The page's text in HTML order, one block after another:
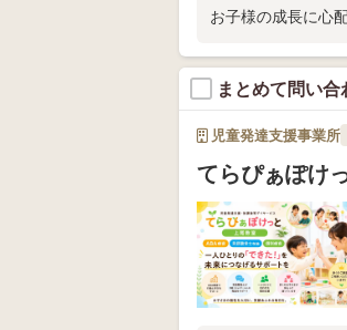
お子様の成長に心
まとめて問い合
児童発達支援事業所
てらぴぁぽけ